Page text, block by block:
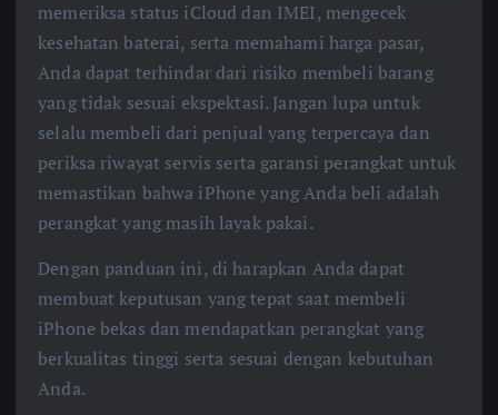
memeriksa status iCloud dan IMEI, mengecek
kesehatan baterai, serta memahami harga pasar,
Anda dapat terhindar dari risiko membeli barang
yang tidak sesuai ekspektasi. Jangan lupa untuk
selalu membeli dari penjual yang terpercaya dan
periksa riwayat servis serta garansi perangkat untuk
memastikan bahwa iPhone yang Anda beli adalah
perangkat yang masih layak pakai.
Dengan panduan ini, di harapkan Anda dapat
membuat keputusan yang tepat saat membeli
iPhone bekas dan mendapatkan perangkat yang
berkualitas tinggi serta sesuai dengan kebutuhan
Anda.